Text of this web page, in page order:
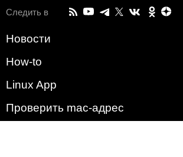
Следить в
Новости
How-to
Linux App
Проверить mac-адрес